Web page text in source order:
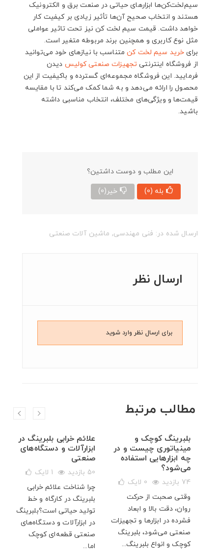
سیم‌لخت‌کن‌ها ابزارهای حیاتی در صنعت برق و الکترونیک
هستند و انتخاب صحیح آن‌ها تأثیر زیادی بر کیفیت کار
خواهد داشت. قیمت سیم لخت کن نیز تحت تاثیر عواملی
مثل نوع کاربری و همچنین برند مربوطه متغیر است.
برای خرید سیم لخت‌ کنمتناسب با نیازهای خود می‌توانید
از فروشگاه اینترنتی تجهیزات صنعتی کولیس دیدن
فرمایید. این فروشگاه مجموعه‌ای گسترده و باکیفیت از این
محصول را ارائه می‌دهد و به شما کمک می‌کند تا با مقایسه
قیمت‌ها و ویژگی‌های مختلف، انتخاب مناسبی داشته
باشید.
این مطلب و دوست داشتین؟
بله (0) خیر (0)
ارسال شده در: فنی مهندسی, ماشین آلات صنعتی
ارسال نظر
برای ارسال نظر وارد شوید
مطالب مرتبط
علائم خرابی بلبرینگ در
ابزارآلات و دستگاه‌های
صنعتی
50 بازدید 1 لایک
چرا شناخت علائم خرابی
بلبرینگ در کارگاه و خط
تولید حیاتی است؟بلبرینگ
در ابزارآلات و دستگاه‌های
صنعتی قطعه‌ای کوچک
اما...
بلبرینگ کوچک و
مینیاتوری چیست و در
چه ابزارهایی استفاده
می‌شود؟
74 بازدید 0 لایک
وقتی صحبت از حرکت
روان، دقت بالا و ابعاد
فشرده در ابزارها و تجهیزات
صنعتی می‌شود، بلبرینگ
کوچک و انواع بلبرینگ...